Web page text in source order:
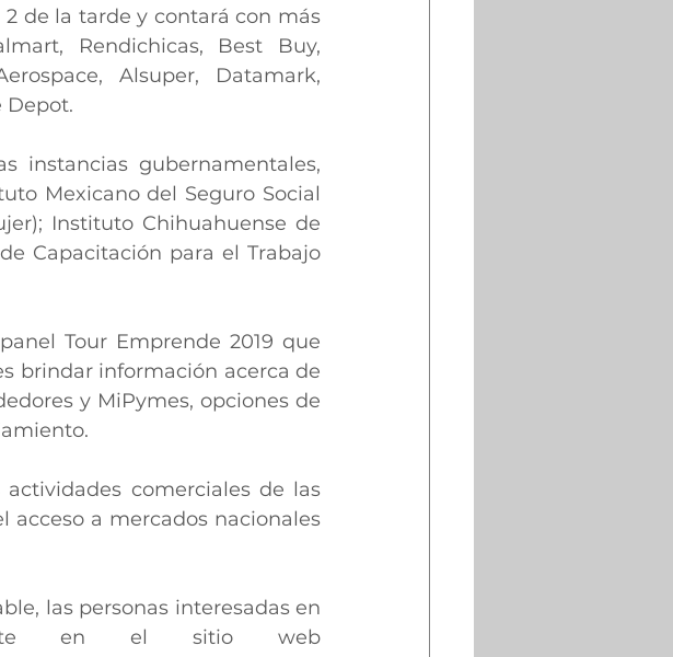
de la tarde y contará con más
Rendichicas, Best Buy,
Alsuper, Datamark,
Depot.
instancias gubernamentales,
Mexicano del Seguro Social
Instituto Chihuahuense de
Capacitación para el Trabajo
Tour Emprende 2019 que
brindar información acerca de
y MiPymes, opciones de
comerciales de las
acceso a mercados nacionales
las personas interesadas en